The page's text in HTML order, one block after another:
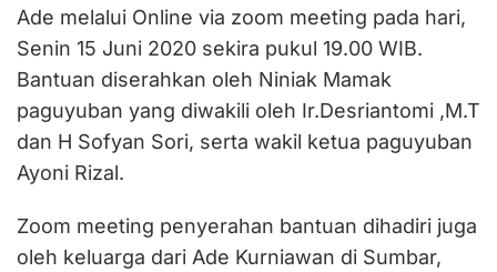
Ade melalui Online via zoom meeting pada hari,
Senin 15 Juni 2020 sekira pukul 19.00 WIB.
Bantuan diserahkan oleh Niniak Mamak
paguyuban yang diwakili oleh Ir.Desriantomi ,M.T
dan H Sofyan Sori, serta wakil ketua paguyuban
Ayoni Rizal.
Zoom meeting penyerahan bantuan dihadiri juga
oleh keluarga dari Ade Kurniawan di Sumbar,